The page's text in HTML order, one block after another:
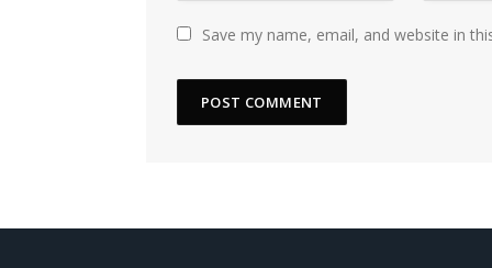
Save my name, email, and website in